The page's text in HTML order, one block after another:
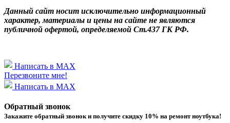
Данный сайт носит исключительно информационный
характер, материалы и цены на сайте не являются
публичной офертой, определяемой Ст.437 ГК РФ.
Написать в MAX
Перезвоните мне!
Написать в MAX
Обратный звонок
Закажите обратный звонок и получитe скидку 10% на ремонт ноутбука!